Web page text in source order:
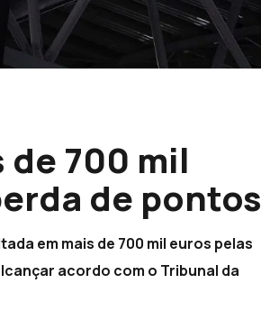
700 mil
de pontos
em mais de 700 mil euros pelas
acordo com o Tribunal da